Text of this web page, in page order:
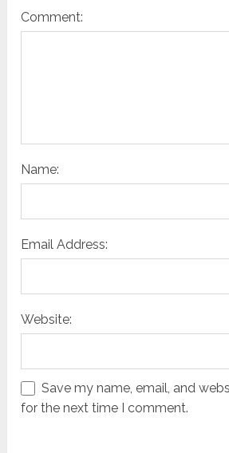
Comment:
Name:
Email Address:
Website:
Save my name, email, and
for the next time I comment.